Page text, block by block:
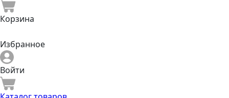
Корзина
Избранное
Войти